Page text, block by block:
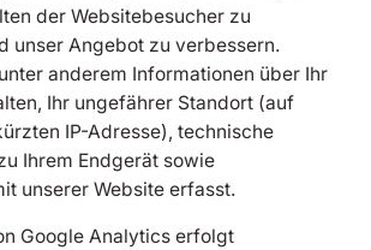
der Websitebesucher zu
unser Angebot zu verbessern.
anderem Informationen über Ihr
Ihr ungefährer Standort (auf
IP-Adresse), technische
Ihrem Endgerät sowie
unserer Website erfasst.
Google Analytics erfolgt